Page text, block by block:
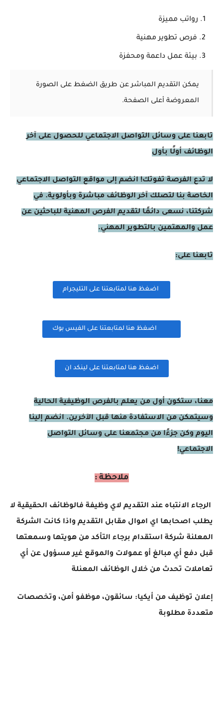
رواتب مميزة
فرص تطوير مهنية
بيئة عمل داعمة ومحفزة
يمكن التقديم المباشر عن طريق الضغط على الصورة
المعروضة أعلى الصفحة.
تابعنا على وسائل التواصل الاجتماعي للحصول على آخر
الوظائف أولًا بأول
لا تدع الفرصة تفوتك! انضم إلى مواقع التواصل الاجتماعي
الخاصة بنا لتصلك آخر الوظائف مباشرة وبأولوية. في
شركتنا، نسعى دائمًا لتقديم الفرص المهنية للباحثين عن
عمل والمهتمين بالتطوير المهني.
تابعنا على:
اضغظ هنا لمتابعتنا على التليجرام
اضغظ هنا لمتابعتنا على الفيس بوك
اضغظ هنا لمتابعتنا على لينكد ان
معنا، ستكون أول من يعلم بالفرص الوظيفية الحالية
وسيتمكن من الاستفادة منها قبل الآخرين. انضم إلينا
اليوم وكن جزءًا من مجتمعنا على وسائل التواصل
الاجتماعي!
ملاحظة :
الرجاء الانتباه عند التقديم لاي وظيفة فالوظائف الحقيقية لا
يطلب اصحابها اي اموال مقابل التقديم واذا كانت الشركة
المعلنة شركة استقدام برجاء التأكد من هويتها وسمعتها
قبل دفع أي مبالغ أو عمولات والموقع غير مسؤول عن أي
تعاملات تحدث من خلال الوظائف المعنلة
إعلان توظيف من أيكيا: سائقون، موظفو أمن، وتخصصات
متعددة مطلوبة